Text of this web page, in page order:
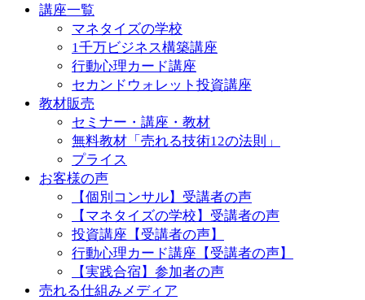
講座一覧
マネタイズの学校
1千万ビジネス構築講座
行動心理カード講座
セカンドウォレット投資講座
教材販売
セミナー・講座・教材
無料教材「売れる技術12の法則」
プライス
お客様の声
【個別コンサル】受講者の声
【マネタイズの学校】受講者の声
投資講座【受講者の声】
行動心理カード講座【受講者の声】
【実践合宿】参加者の声
売れる仕組みメディア